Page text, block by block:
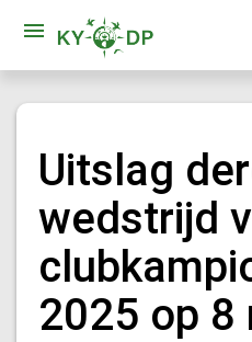
Uitslag
wedstrijd
2025 op 8